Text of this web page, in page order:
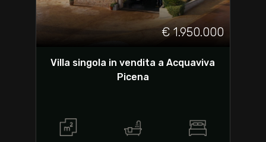
€ 1.950.000
Villa singola in vendita a Acquaviva
Picena